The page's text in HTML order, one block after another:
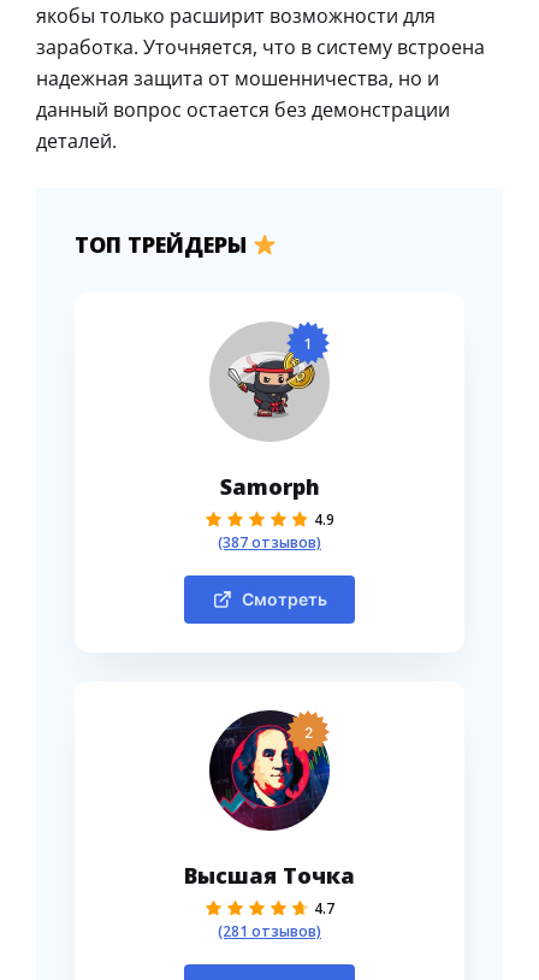
якобы только расширит возможности для
заработка. Уточняется, что в систему встроена
надежная защита от мошенничества, но и
данный вопрос остается без демонстрации
деталей.
ТОП ТРЕЙДЕРЫ
1
Samorph
4.9
(387 отзывов)
Смотреть
2
Высшая Точка
4.7
(281 отзывов)